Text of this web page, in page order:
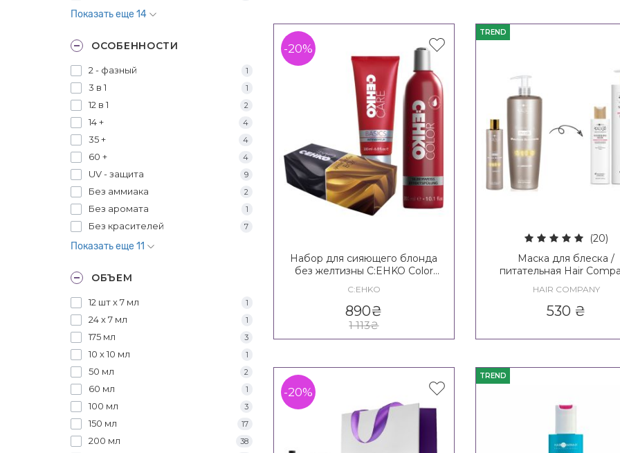
Показать еще 14
ОСОБЕННОСТИ
2 - фазный 1
3 в 1 1
12 в 1 2
14 + 4
35 + 4
60 + 4
UV - защита 9
Без аммиака 2
Без аромата 1
Без красителей 7
Показать еще 11
ОБЪЕМ
12 шт х 7 мл 1
24 х 7 мл 1
175 мл 3
10 х 10 мл 1
50 мл 2
60 мл 1
100 мл 3
150 мл 17
200 мл 38
-20%
Набор для сияющего блонда
без желтизны C:EHKO Color
C:EHKO
890₴
1 113₴
TREND
(20)
Маска для блеска /
питательная Hair
Mask / Creative
Nutricare Nourishing
HAIR COMPANY
530 ₴
-20%
TREND